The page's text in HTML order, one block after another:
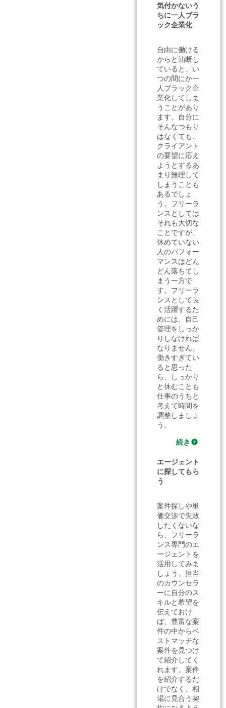
気付かないう
ちに一人ブラ
ック企業化
自由に働ける
からと油断し
ていると、い
つの間にか一
人ブラック企
業化してしま
うことがあり
ます。自分に
そんなつもり
はなくても、
クライアント
の要望に応え
ようとするあ
まり無理して
しまうことも
あるでしょ
う。フリーラ
ンスとしては
それも大切な
ことですが、
休めていない
人のパフォー
マンスはどん
どん落ちてし
まう一方で
す。フリーラ
ンスとして長
く活躍するた
めには、自己
管理をしっか
りしなければ
なりません。
働きすぎてい
ると思った
ら、しっかり
と休むことも
仕事のうちと
考えて時間を
調整しましょ
う。
続き
エージェント
に探してもら
う
案件探しや単
価交渉で失敗
したくないな
ら、フリーラ
ンス専門のエ
ージェントを
活用してみま
しょう。担当
のカウンセラ
ーに自分のス
キルと希望を
伝えておけ
ば、豊富な案
件の中からベ
ストマッチな
案件を見つけ
て紹介してく
れます。案件
を紹介するだ
けでなく、相
場に見合う契